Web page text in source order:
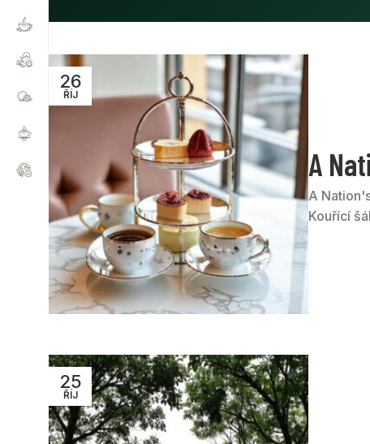
26
ŘÍJ
A
A
Kouřící
25
ŘÍJ